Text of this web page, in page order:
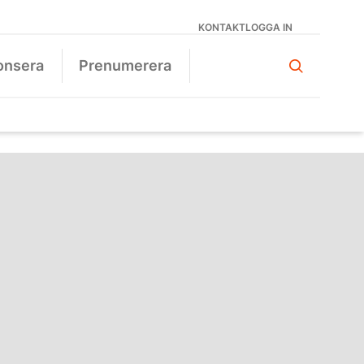
KONTAKTLOGGA IN
Prenumerera